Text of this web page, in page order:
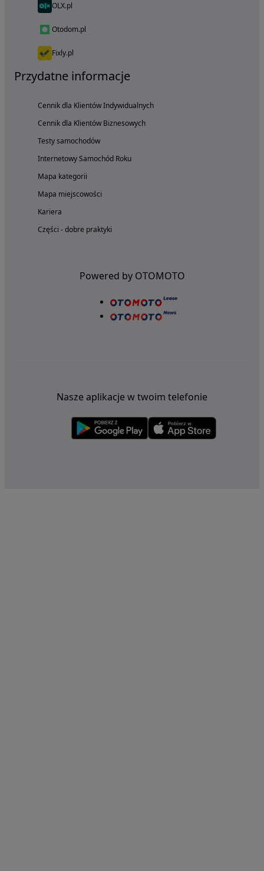
OLX.pl
Otodom.pl
Fixly.pl
Przydatne informacje
Cennik dla Klientów Indywidualnych
Cennik dla Klientów Biznesowych
Testy samochodów
Internetowy Samochód Roku
Mapa kategorii
Mapa miejscowości
Kariera
Części - dobre praktyki
Powered by OTOMOTO
Nasze aplikacje w twoim telefonie